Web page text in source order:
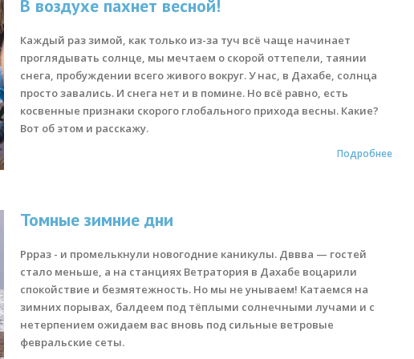
В воздухе пахнет весной!
Каждый раз зимой, как только из-за туч всё чаще начинает
проглядывать солнце, мы мечтаем о скорой оттепели, таянии
снега, пробуждении всего живого вокруг. У нас, в Дахабе, солнца
просто завались. И снега нет и в помине. Но всё равно, есть
косвенные признаки скорого глобального прихода весны. Какие?
Вот об этом и расскажу.
Подробнее
Томные зимние дни
Ррраз - и промелькнули новогодние каникулы. Дввва — гостей
стало меньше, а на станциях Ветратория в Дахабе воцарили
спокойствие и безмятежность. Но мы не унываем! Катаемся на
зимних порывах, балдеем под тёплыми солнечными лучами и с
нетерпением ожидаем вас вновь под сильные ветровые
февральские сеты.